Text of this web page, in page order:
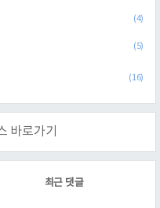
(4)
(5)
(16)
바로가기
최근 댓글